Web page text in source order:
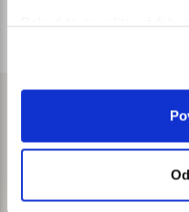
poloze, které mohou
Identifikovali vaše
skenování pro
Zjistěte více o tom, jak
Svůj souhlas můžete
části Prohlášení o
Kulatá matrace -